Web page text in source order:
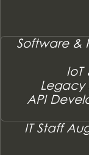
Software &
Legacy
API
IT Staff